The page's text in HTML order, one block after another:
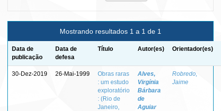
Mostrando resultados 1 a 1 de 1
Data de
publicação
Data de
defesa
Título Autor(es) Orientador(es)
30-Dez-2019 26-Mai-1999
Obras raras
: um estudo
exploratório
: (Rio de
Janeiro,
Alves,
Virgínia
Bárbara
de
Aguiar
Robredo,
Jaime